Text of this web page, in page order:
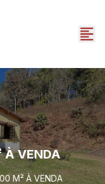
À VENDA
M² À VENDA